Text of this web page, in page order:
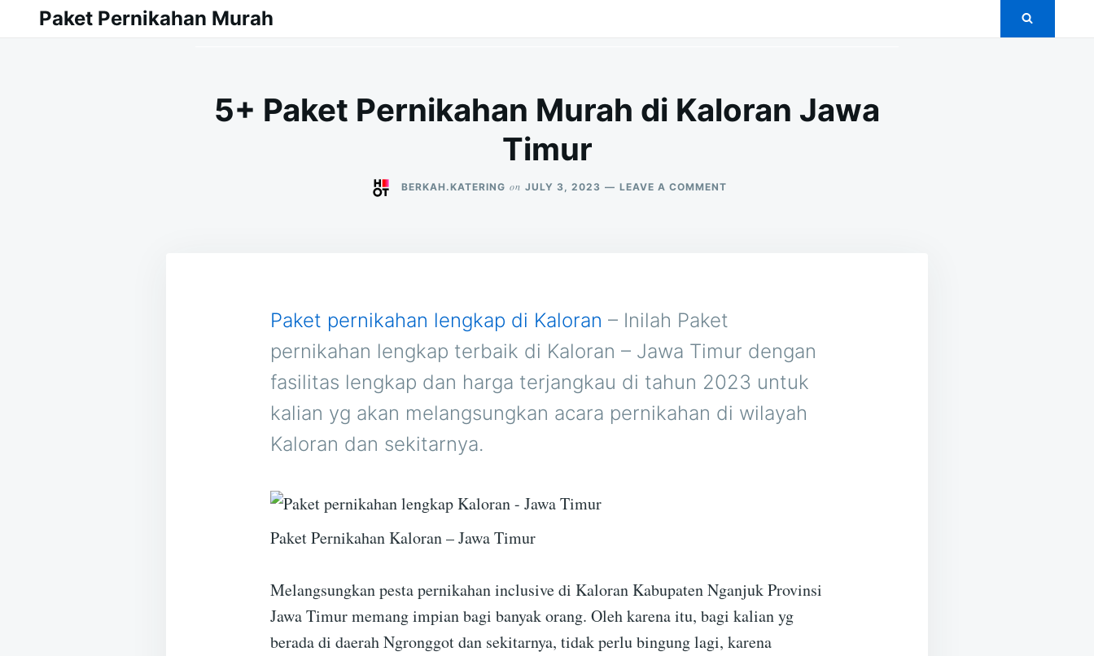
Search
Paket Pernikahan Murah
5+ Paket Pernikahan Murah di Kaloran Jawa
Timur
BERKAH.KATERING on JULY 3, 2023 LEAVE A COMMENTON
Paket pernikahan lengkap di Kaloran – Inilah Paket
pernikahan lengkap terbaik di Kaloran – Jawa Timur dengan
fasilitas lengkap dan harga terjangkau di tahun 2023 untuk
kalian yg akan melangsungkan acara pernikahan di wilayah
Kaloran dan sekitarnya.
Paket Pernikahan Kaloran – Jawa Timur
Melangsungkan pesta pernikahan inclusive di Kaloran Kabupaten Nganjuk Provinsi
Jawa Timur memang impian bagi banyak orang. Oleh karena itu, bagi kalian yg
berada di daerah Ngronggot dan sekitarnya, tidak perlu bingung lagi, karena